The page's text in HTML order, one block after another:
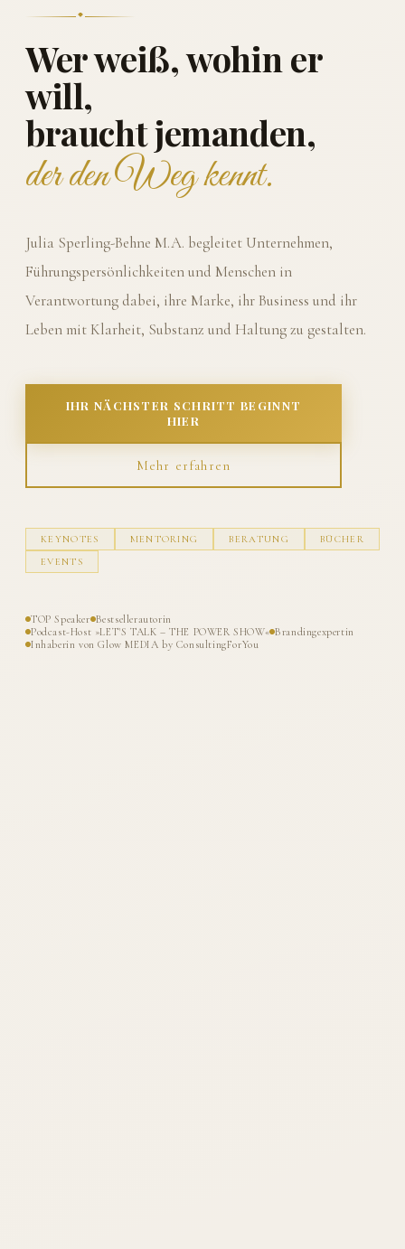
Wer weiß, wohin er
will,
braucht jemanden,
der den Weg kennt.
Julia Sperling-Behne M.A. begleitet Unternehmen,
Führungspersönlichkeiten und Menschen in
Verantwortung dabei, ihre Marke, ihr Business und ihr
Leben mit Klarheit, Substanz und Haltung zu gestalten.
IHR NÄCHSTER SCHRITT BEGINNT
HIER
Mehr erfahren
KEYNOTES MENTORING BERATUNG
BÜCHER
EVENTS
TOP Speaker Bestsellerautorin
Podcast-Host »LET'S TALK – THE POWER SHOW« Brandingexpertin
Inhaberin von Glow MEDIA by ConsultingForYou